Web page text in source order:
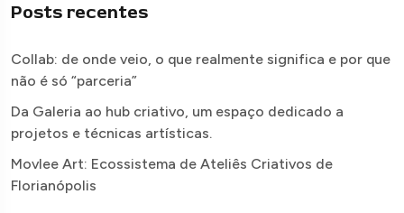
Posts recentes
Collab: de onde veio, o que realmente significa e por que
não é só “parceria”
Da Galeria ao hub criativo, um espaço dedicado a
projetos e técnicas artísticas.
Movlee Art: Ecossistema de Ateliês Criativos de
Florianópolis